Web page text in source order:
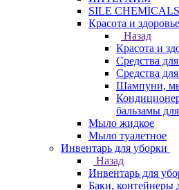
SILE CHEMICALS
Красота и здоровье
Назад
Красота и
Средства
Средства
Шампуни,
бальзамы
Мыло жидкое
Мыло туалетное
Инвентарь для уборки
Назад
Инвентарь для
Баки, контейнеры